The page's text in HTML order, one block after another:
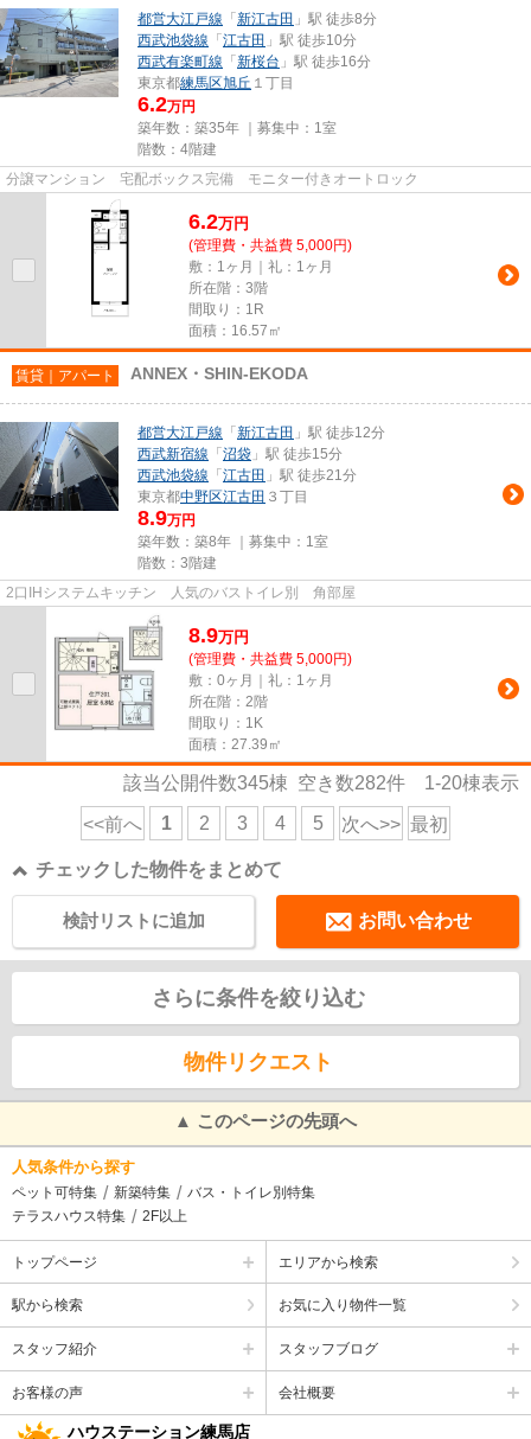
都営大江戸線 「 新江古田 」駅 徒歩8分
西武池袋線 「 江古田 」駅 徒歩10分
西武有楽町線 「 新桜台 」駅 徒歩16分
東京都練馬区旭丘 １丁目
6.2万円
築年数：築35年 ｜募集中： 1室
階数：4階建
分譲マンション 宅配ボックス完備 モニター付きオートロック
6.2万円
(管理費・共益費 5,000円)
敷：1ヶ月｜礼：1ヶ月
所在階：3階
間取り：1R
面積：16.57㎡
賃貸｜アパート ANNEX・SHIN-EKODA
都営大江戸線 「 新江古田 」駅 徒歩12分
西武新宿線 「 沼袋 」駅 徒歩15分
西武池袋線 「 江古田 」駅 徒歩21分
東京都中野区江古田 ３丁目
8.9万円
築年数：築8年 ｜募集中： 1室
階数：3階建
2口IHシステムキッチン 人気のバストイレ別 角部屋
8.9万円
(管理費・共益費 5,000円)
敷：0ヶ月｜礼：1ヶ月
所在階：2階
間取り：1K
面積：27.39㎡
該当公開件数345棟 空き数282件 1-20棟表示
<<前へ 1 2 3 4 5 次へ>> 最初
チェックした物件をまとめて
お問い合わせ
検討リストに追加
さらに条件を絞り込む
物件リクエスト
▲ このページの先頭へ
人気条件から探す
ペット可特集 新築特集
バス・トイレ別特集
テラスハウス特集
2F以上
トップページ エリアから検索
駅から検索 お気に入り物件一覧
スタッフ紹介 スタッフブログ
お客様の声 会社概要
ハウステーション練馬店